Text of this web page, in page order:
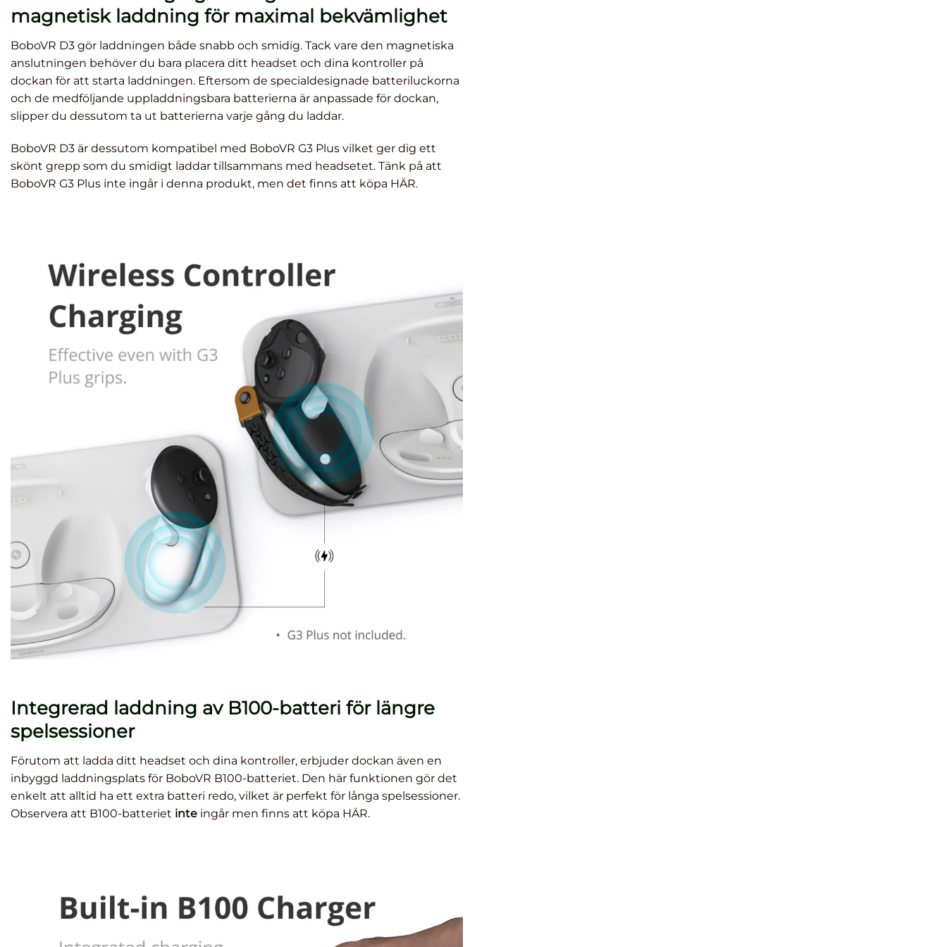
magnetisk laddning för maximal bekvämlighet
BoboVR D3 gör laddningen både snabb och smidig. Tack vare den magnetiska
anslutningen behöver du bara placera ditt headset och dina kontroller på
dockan för att starta laddningen. Eftersom de specialdesignade batteriluckorna
och de medföljande uppladdningsbara batterierna är anpassade för dockan,
slipper du dessutom ta ut batterierna varje gång du laddar.
BoboVR D3 är dessutom kompatibel med BoboVR G3 Plus vilket ger dig ett
skönt grepp som du smidigt laddar tillsammans med headsetet. Tänk på att
BoboVR G3 Plus inte ingår i denna produkt, men det finns att köpa HÄR.
Integrerad laddning av B100-batteri för längre
spelsessioner
Förutom att ladda ditt headset och dina kontroller, erbjuder dockan även en
inbyggd laddningsplats för BoboVR B100-batteriet. Den här funktionen gör det
enkelt att alltid ha ett extra batteri redo, vilket är perfekt för långa spelsessioner.
Observera att B100-batteriet inte ingår men finns att köpa HÄR.